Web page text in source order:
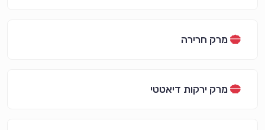
מרק חרירה
מרק ירקות דיאטטי